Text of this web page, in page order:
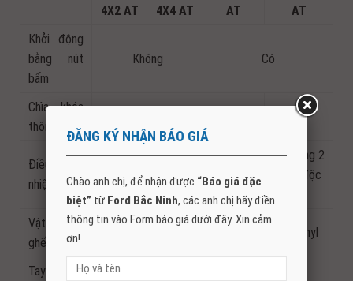
4X2 AT
4X4 AT
AT
AT
Khởi động
bằng nút
bấm
Không Có
Chìa khóa
thông minh
Có
Điều hòa
nhiệt độ
Chỉnh tay
Tự động 2
vùng độc
Vật liệu
ghế
Da Vinyl
Tay lái
ĐĂNG KÝ NHẬN BÁO GIÁ
Chào anh chị, để nhận được “Báo giá đặc
biệt” từ Ford Bắc Ninh, các anh chị hãy điền
thông tin vào Form báo giá dưới đây. Xin cảm
ơn!